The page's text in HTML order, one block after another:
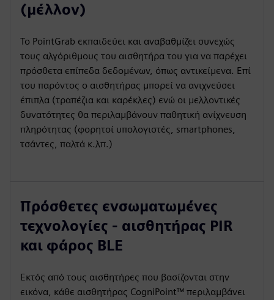
(μέλλον)
Το PointGrab εκπαιδεύει και αναβαθμίζει συνεχώς
τους αλγόριθμους του αισθητήρα του για να παρέχει
πρόσθετα επίπεδα δεδομένων, όπως αντικείμενα. Επί
του παρόντος ο αισθητήρας μπορεί να ανιχνεύσει
έπιπλα (τραπέζια και καρέκλες) ενώ οι μελλοντικές
δυνατότητες θα περιλαμβάνουν παθητική ανίχνευση
πληρότητας (φορητοί υπολογιστές, smartphones,
τσάντες, παλτά κ.λπ.)
Πρόσθετες ενσωματωμένες
τεχνολογίες - αισθητήρας PIR
και φάρος BLE
Εκτός από τους αισθητήρες που βασίζονται στην
εικόνα, κάθε αισθητήρας CogniPoint™ περιλαμβάνει